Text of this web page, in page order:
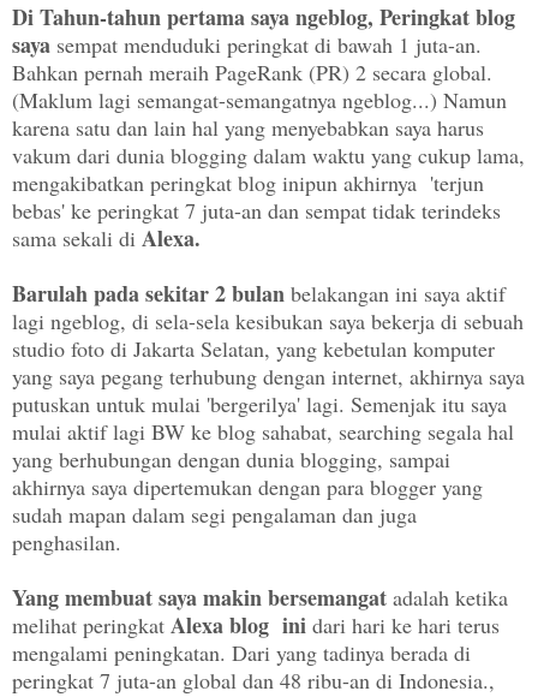
Di Tahun-tahun pertama saya ngeblog, Peringkat blog
saya sempat menduduki peringkat di bawah 1 juta-an.
Bahkan pernah meraih PageRank (PR) 2 secara global.
(Maklum lagi semangat-semangatnya ngeblog...) Namun
karena satu dan lain hal yang menyebabkan saya harus
vakum dari dunia blogging dalam waktu yang cukup lama,
mengakibatkan peringkat blog inipun akhirnya 'terjun
bebas' ke peringkat 7 juta-an dan sempat tidak terindeks
sama sekali di Alexa.
Barulah pada sekitar 2 bulan belakangan ini saya aktif
lagi ngeblog, di sela-sela kesibukan saya bekerja di sebuah
studio foto di Jakarta Selatan, yang kebetulan komputer
yang saya pegang terhubung dengan internet, akhirnya saya
putuskan untuk mulai 'bergerilya' lagi. Semenjak itu saya
mulai aktif lagi BW ke blog sahabat, searching segala hal
yang berhubungan dengan dunia blogging, sampai
akhirnya saya dipertemukan dengan para blogger yang
sudah mapan dalam segi pengalaman dan juga
penghasilan.
Yang membuat saya makin bersemangat adalah ketika
melihat peringkat Alexa blog ini dari hari ke hari terus
mengalami peningkatan. Dari yang tadinya berada di
peringkat 7 juta-an global dan 48 ribu-an di Indonesia.,